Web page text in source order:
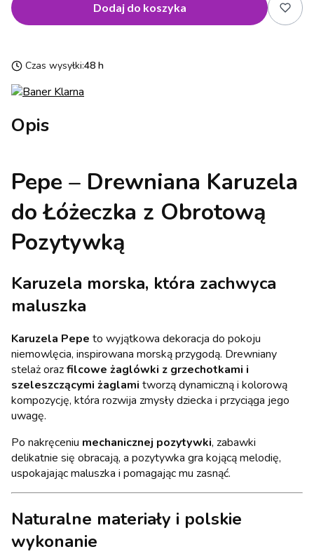
Dodaj do koszyka
Czas wysyłki:48 h
Opis
Pepe – Drewniana Karuzela
do Łóżeczka z Obrotową
Pozytywką
Karuzela morska, która zachwyca
maluszka
Karuzela Pepe to wyjątkowa dekoracja do pokoju
niemowlęcia, inspirowana morską przygodą. Drewniany
stelaż orazfilcowe żaglówki z grzechotkami i
szeleszczącymi żaglami tworzą dynamiczną i kolorową
kompozycję, która rozwija zmysły dziecka i przyciąga jego
uwagę.
Po nakręceniu mechanicznej pozytywki, zabawki
delikatnie się obracają, a pozytywka gra kojącą melodię,
uspokajając maluszka i pomagając mu zasnąć.
Naturalne materiały i polskie
wykonanie